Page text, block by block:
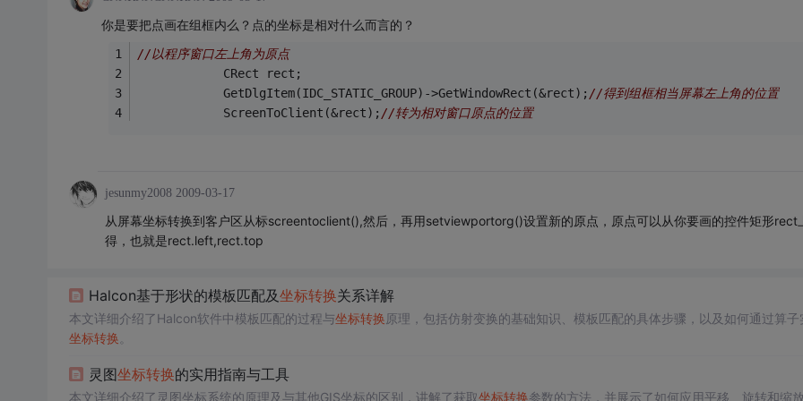
你是要把点画在组框内么？点的坐标是相对什么而言的？
//以程序窗口左上角为原点
			CRect rect;
			GetDlgItem(IDC_STATIC_GROUP)->GetWindowRect(&rect);
//得到组框相当屏幕左上角的位置
			ScreenToClient(&rect);
//转为相对窗口原点的位置
jesunmy2008 2009-03-17
从屏幕坐标转换到客户区从标screentoclient(),然后，再用setviewportorg()设置新的原点，原点可以从你要画的控件矩形rect
得，也就是rect.left,rect.top
Halcon基于形状的模板匹配及坐标转换关系详解
本文详细介绍了Halcon软件中模板匹配的过程与坐标转换原理，包括仿射变换的基础知识、模板匹配的具体步骤，以及如何通过算子
坐标转换
灵图坐标转换的实用指南与工具
本文详细介绍了灵图坐标系统的原理及与其他GIS坐标的区别，讲解了获取坐标转换参数的方法，并展示了如何应用平移、旋转和缩